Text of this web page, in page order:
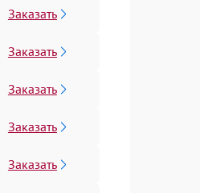
Заказать
Заказать
Заказать
Заказать
Заказать